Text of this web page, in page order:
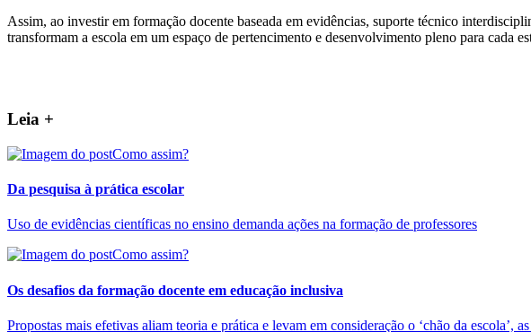
Assim, ao investir em formação docente baseada em evidências, suporte técnico
transformam a escola em um espaço de pertencimento e desenvolvimento pleno para cada
Leia +
Como assim?
Da pesquisa à prática escolar
Uso de evidências científicas no ensino demanda ações na formação de professores
Como assim?
Os desafios da formação docente em educação inclusiva
Propostas mais efetivas aliam teoria e prática e levam em consideração o ‘chão da escola’,